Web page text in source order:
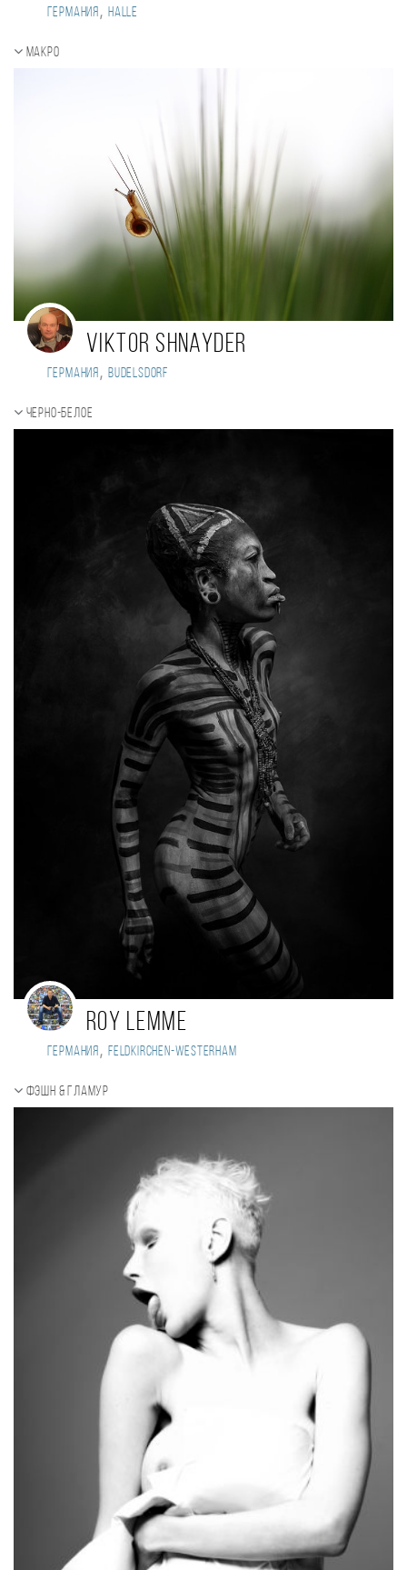
Германия, Halle
Макро
Viktor Shnayder
Германия , Budelsdorf
Черно-белое
Roy Lemme
Германия, Feldkirchen-Westerham
Фэшн & Гламур